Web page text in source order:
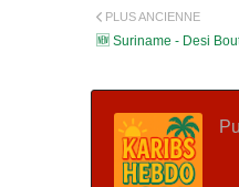
PLUS ANCIENNE
🆕 Suriname - Desi